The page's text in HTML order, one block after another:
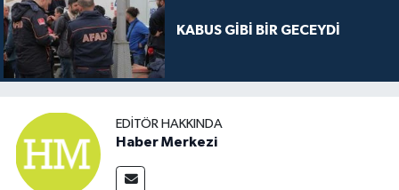
KABUS GİBİ BİR GECEYDİ
EDITÖR HAKKINDA
Haber Merkezi